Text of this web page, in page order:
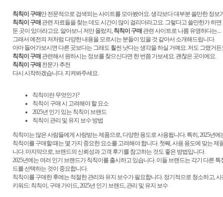
칙칙이 구매만 전문적으로 검색되는 사이트를 모아봤어요. 생각보다 대부분 쓸만한 정보
칙칙이 구매 관련 자료들을 찾는 데도 시간이 많이 걸리더라고요. 그렇다고 쓸만한가 하
둔 곳이 있더라고요. 알아보니 저만 몰랐지, 칙칙이 구매 관련 사이트로 나름 유명하다는....
그래서 예전의 저처럼 다양한 내용을 모르시는 분들이 있을 것 같아서 소개해드립니다.
아마 들어가보시면 다른 곳보다는 그래도 훨씬 낫다는 생각을 하실 거예요. 저도 그랬거든
칙칙이 구매 관련해서 원하시는 정보를 찾으신다면 한 번쯤 가보세요. 괜찮은 곳이에요.
칙칙이 구매 전문가 추천
다시 시작하겠습니다. 지켜봐주세요.
칙칙이란 무엇인가?
칙칙이 구매 시 고려해야 할 요소
2025년 인기 있는 칙칙이 브랜드
칙칙이 관리 및 유지 보수 방법
칙칙이는 많은 사람들에게 사랑받는 제품으로, 다양한 용도로 사용됩니다. 특히, 2025년
칙칙이를 구매할 때는 몇 가지 중요한 요소를 고려해야 합니다. 첫째, 사용 용도에 맞는
니다. 마지막으로, 브랜드의 신뢰성과 고객 후기를 참고하는 것도 좋은 방법입니다.
2025년에는 여러 인기 브랜드가 칙칙이를 출시하고 있습니다. 이들 브랜드는 각기 다른
드를 선택하는 것이 중요합니다.
칙칙이를 구매한 후에는 적절한 관리와 유지 보수가 필요합니다. 정기적으로 청소하고,
키워드: 칙칙이, 구매 가이드, 2025년 인기 브랜드, 관리 및 유지 보수